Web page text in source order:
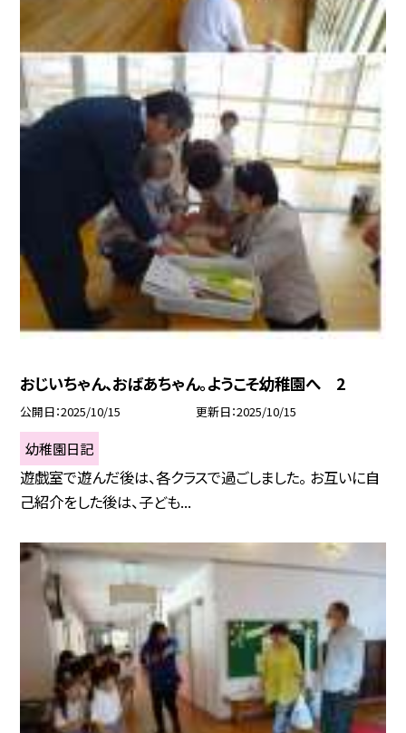
おじいちゃん、おばあちゃん。ようこそ幼稚園へ 2
公開日 2025/10/15 更新日 2025/10/15
幼稚園日記
遊戯室で遊んだ後は、各クラスで過ごしました。 お互いに自
己紹介をした後は、子ども...